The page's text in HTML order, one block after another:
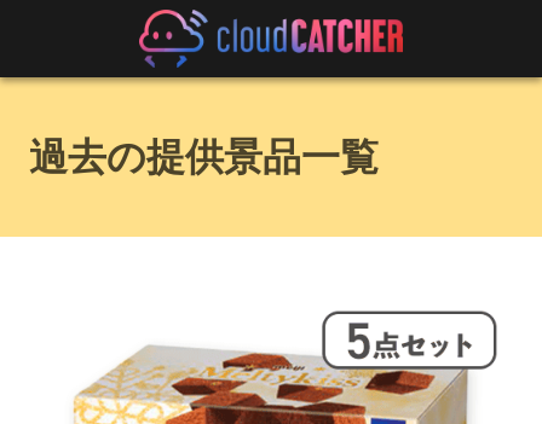
過去の提供景品一覧